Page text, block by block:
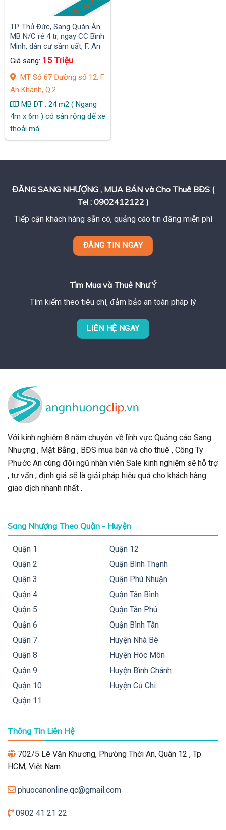
TP. Thủ Đức, Sang Quán Ăn
MB N/C rẻ 4 tr, ngay CC Bình
Minh, dân cư sầm uất, F. An
Khánh
Giá sang: 15 Triệu
MT Số 67 Đường số 12, F.
An Khánh, Q.2
MB DT : 24 m2 ( Ngang
4m x 6m ) có sân rộng để xe
thoải má
ĐĂNG SANG NHƯỢNG , MUA BÁN và Cho Thuê BĐS (
Tel : 0902412122 )
Tiếp cận khách hàng sẵn có, quảng cáo tin đăng miễn phí
ĐĂNG TIN NGAY
Tìm Mua và Thuê Như Ý
Tìm kiếm theo tiêu chí, đảm bảo an toàn pháp lý
LIÊN HỆ NGAY
Với kinh nghiệm 8 năm chuyên về lĩnh vực Quảng cáo Sang
Nhượng , Mặt Bằng , BĐS mua bán và cho thuê , Công Ty
Phước An cùng đội ngũ nhân viên Sale kinh nghiệm sẽ hỗ trợ
, tư vấn , định giá sẽ là giải pháp hiệu quả cho khách hàng
giao dịch nhanh nhất .
Sang Nhượng Theo Quận - Huyện
Quận 1
Quận 2
Quận 3
Quận 4
Quận 5
Quận 6
Quận 7
Quận 8
Quận 9
Quận 10
Quận 11
Quận 12
Quận Bình Thạnh
Quận Phú Nhuận
Quận Tân Bình
Quận Tân Phú
Quận Bình Tân
Huyện Nhà Bè
Huyện Hóc Môn
Huyện Bình Chánh
Huyện Củ Chi
Thông Tin Liên Hệ
702/5 Lê Văn Khương, Phường Thới An, Quân 12 , Tp
HCM, Việt Nam
phuocanonline.qc@gmail.com
0902 41 21 22